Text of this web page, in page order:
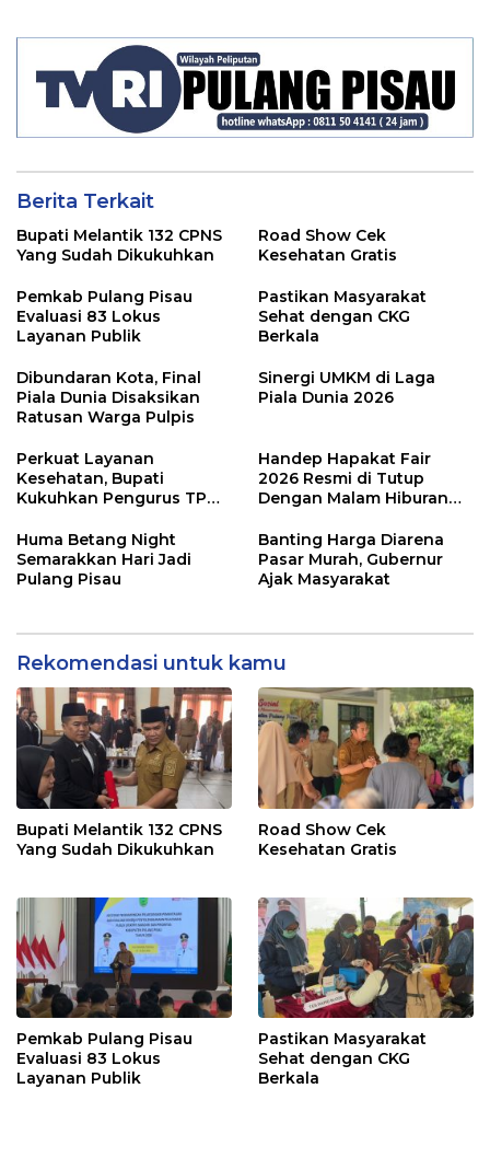
Berita Terkait
Bupati Melantik 132 CPNS
Yang Sudah Dikukuhkan
Road Show Cek
Kesehatan Gratis
Pemkab Pulang Pisau
Evaluasi 83 Lokus
Layanan Publik
Pastikan Masyarakat
Sehat dengan CKG
Berkala
Dibundaran Kota, Final
Piala Dunia Disaksikan
Ratusan Warga Pulpis
Sinergi UMKM di Laga
Piala Dunia 2026
Perkuat Layanan
Kesehatan, Bupati
Kukuhkan Pengurus TP
Handep Hapakat Fair
2026 Resmi di Tutup
Dengan Malam Hiburan
Huma Betang Night
Semarakkan Hari Jadi
Pulang Pisau
Banting Harga Diarena
Pasar Murah, Gubernur
Ajak Masyarakat
Rekomendasi untuk kamu
Bupati Melantik 132 CPNS
Yang Sudah Dikukuhkan
Road Show Cek
Kesehatan Gratis
Pemkab Pulang Pisau
Evaluasi 83 Lokus
Layanan Publik
Pastikan Masyarakat
Sehat dengan CKG
Berkala